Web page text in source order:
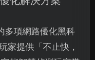
多項網路優化黑科
家提供「不止快，